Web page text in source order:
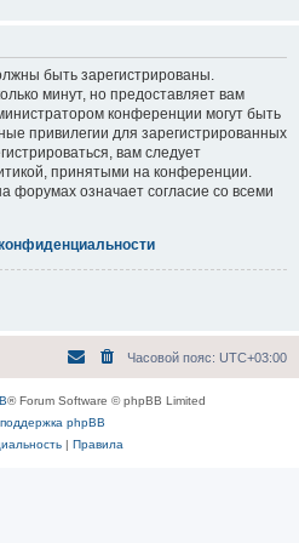
быть зарегистрированы.
минут, но предоставляет вам
конференции могут быть
привилегии для зарегистрированных
вам следует
принятыми на конференции.
форумах означает согласие со всеми
Часовой пояс: UTC+03:00
® Forum Software © phpBB Limited
phpBB
| Правила